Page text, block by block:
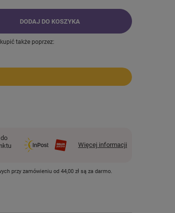
DODAJ DO KOSZYKA
także poprzez:
Więcej informacji
przy zamówieniu od 44,00 zł są za darmo.